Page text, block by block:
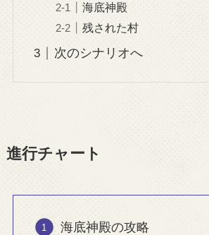
海底神殿
残された村
次のシナリオへ
進行チャート
海底神殿の攻略